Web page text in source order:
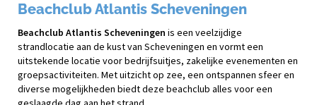
Beachclub Atlantis Scheveningen
Beachclub Atlantis Scheveningen is een veelzijdige
strandlocatie aan de kust van Scheveningen en vormt een
uitstekende locatie voor bedrijfsuitjes, zakelijke evenementen en
groepsactiviteiten. Met uitzicht op zee, een ontspannen sfeer en
diverse mogelijkheden biedt deze beachclub alles voor een